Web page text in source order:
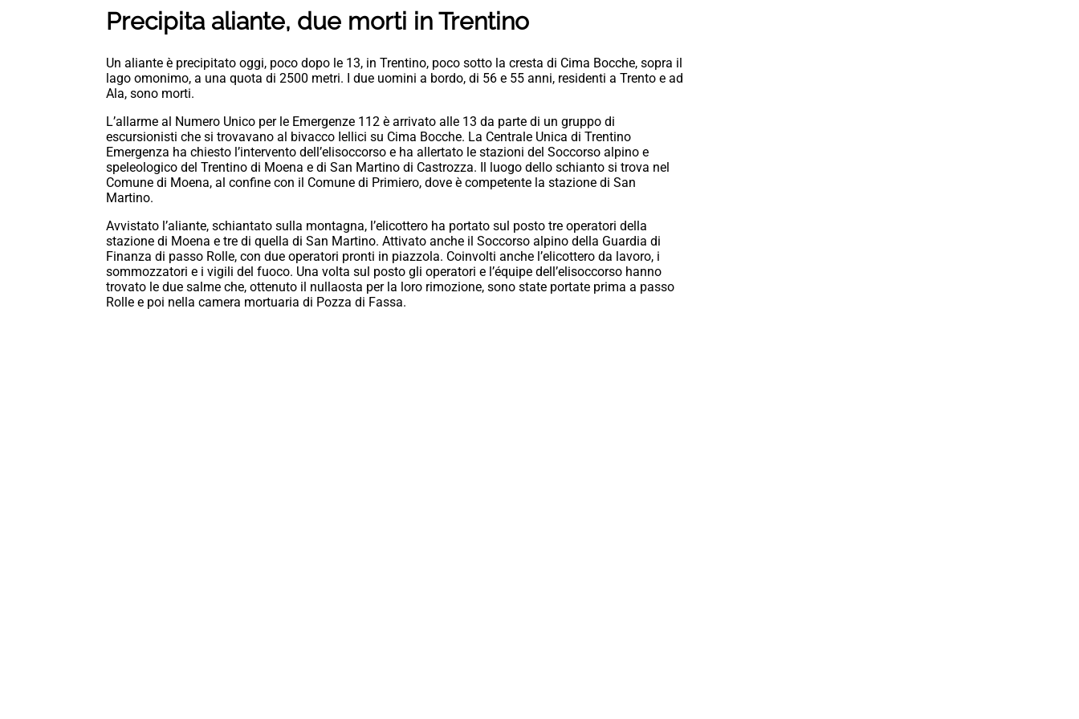
Precipita aliante, due morti in Trentino
Un aliante è precipitato oggi, poco dopo le 13, in Trentino, poco sotto la cresta di Cima Bocche, sopra il
lago omonimo, a una quota di 2500 metri. I due uomini a bordo, di 56 e 55 anni, residenti a Trento e ad
Ala, sono morti.
L’allarme al Numero Unico per le Emergenze 112 è arrivato alle 13 da parte di un gruppo di
escursionisti che si trovavano al bivacco Iellici su Cima Bocche. La Centrale Unica di Trentino
Emergenza ha chiesto l’intervento dell’elisoccorso e ha allertato le stazioni del Soccorso alpino e
speleologico del Trentino di Moena e di San Martino di Castrozza. Il luogo dello schianto si trova nel
Comune di Moena, al confine con il Comune di Primiero, dove è competente la stazione di San
Martino.
Avvistato l’aliante, schiantato sulla montagna, l’elicottero ha portato sul posto tre operatori della
stazione di Moena e tre di quella di San Martino. Attivato anche il Soccorso alpino della Guardia di
Finanza di passo Rolle, con due operatori pronti in piazzola. Coinvolti anche l’elicottero da lavoro, i
sommozzatori e i vigili del fuoco. Una volta sul posto gli operatori e l’équipe dell’elisoccorso hanno
trovato le due salme che, ottenuto il nullaosta per la loro rimozione, sono state portate prima a passo
Rolle e poi nella camera mortuaria di Pozza di Fassa.